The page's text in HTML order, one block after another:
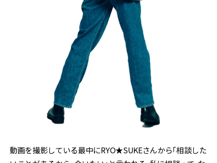
動画を撮影している最中にRYO★SUKEさんから「相談した